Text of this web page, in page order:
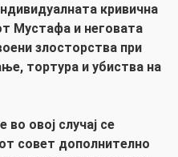
кривична
Мустафа и неговата
злосторства при
тортура и убиства на
овој случај се
совет дополнително